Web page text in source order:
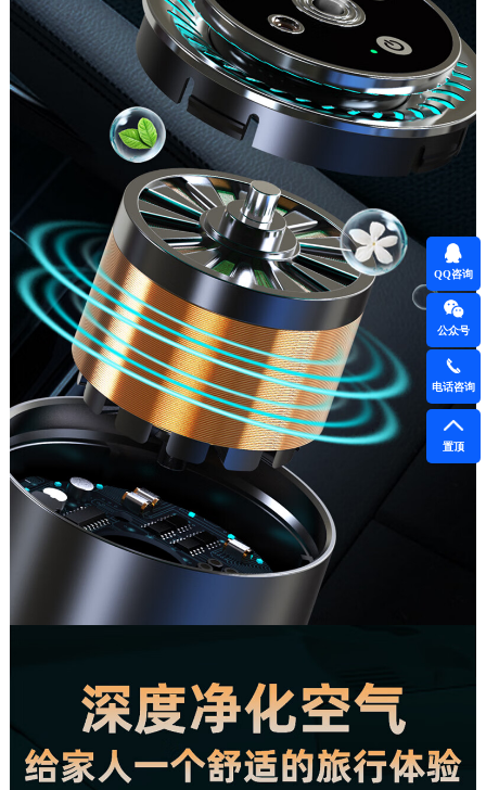
QQ咨询
公众号
电话咨询
置顶